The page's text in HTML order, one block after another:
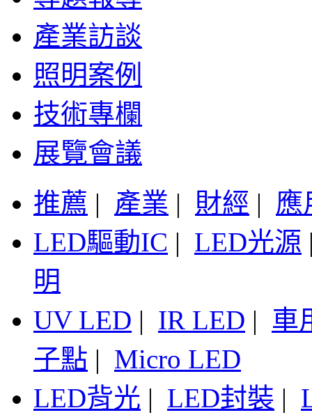
產業訪談
照明案例
技術專欄
展覽會議
推薦 | 產業 | 財經 | 應
LED驅動IC | LED光源
明
UV LED | IR LED | 車
子點 | Micro LED
LED背光 | LED封裝 |